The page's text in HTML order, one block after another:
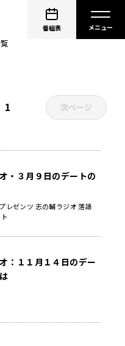
番組表
1 次ページ
・３月９日のデートの
レゼンツ 志の輔ラジオ 落語
：１１月１４日のデー